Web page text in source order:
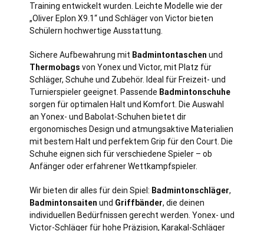
Training entwickelt wurden. Leichte Modelle wie der
„Oliver Eplon X9.1“ und Schläger von Victor bieten
Schülern hochwertige Ausstattung.
Sichere Aufbewahrung mit Badmintontaschen und
Thermobags von Yonex und Victor, mit Platz für
Schläger, Schuhe und Zubehör. Ideal für Freizeit- und
Turnierspieler geeignet. Passende Badmintonschuhe
sorgen für optimalen Halt und Komfort. Die Auswahl
an Yonex- und Babolat-Schuhen bietet dir
ergonomisches Design und atmungsaktive Materialien
mit bestem Halt und perfektem Grip für den Court. Die
Schuhe eignen sich für verschiedene Spieler – ob
Anfänger oder erfahrener Wettkampfspieler.
Wir bieten dir alles für dein Spiel: Badmintonschläger,
Badmintonsaiten und Griffbänder, die deinen
individuellen Bedürfnissen gerecht werden. Yonex- und
Victor-Schläger für hohe Präzision, Karakal-Schläger